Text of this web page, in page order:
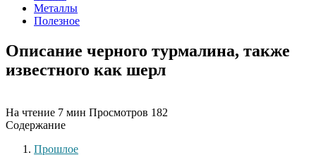
Металлы
Полезное
Описание черного турмалина, также
известного как шерл
На чтение 7 мин Просмотров 182
Содержание
Прошлое